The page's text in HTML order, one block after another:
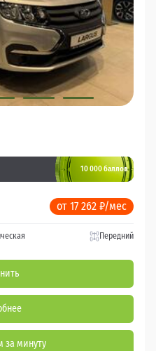
10 000 баллов
от 17 262 ₽/мес
Передний
за минуту